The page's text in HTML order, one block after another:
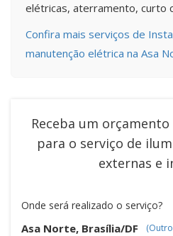
elétricas, aterramento, curto
Confira mais serviços de
manutenção elétrica na Asa
Receba um
para o serviço de
externas e
Onde será realizado o serviço?
Asa Norte, Brasília/DF